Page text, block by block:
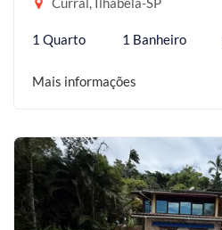
1 Quarto 1 Banheiro
Mais informações